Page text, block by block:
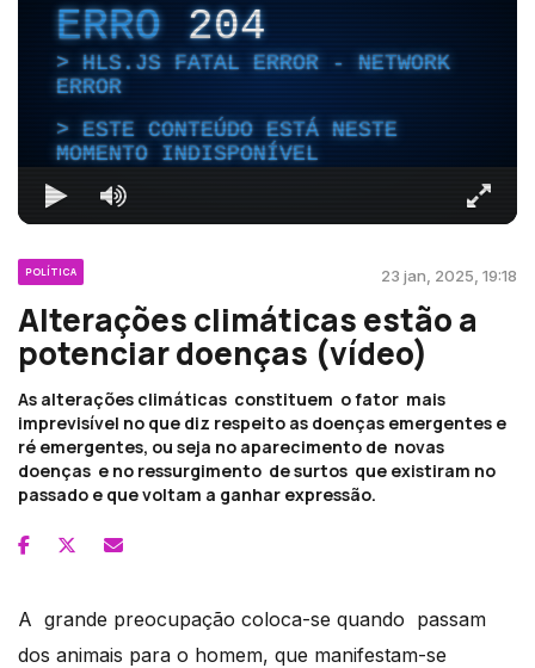
ERRO204
HLS.JS FATAL ERROR - NETWORK
ERROR
ESTE CONTEÚDO ESTÁ NESTE
MOMENTO INDISPONÍVEL
POLÍTICA 23 jan, 2025, 19:18
Alterações climáticas estão a
potenciar doenças (vídeo)
As alterações climáticas constituem o fator mais
imprevisível no que diz respeito as doenças emergentes e
ré emergentes, ou seja no aparecimento de novas
doenças e no ressurgimento de surtos que existiram no
passado e que voltam a ganhar expressão.
A grande preocupação coloca-se quando passam
dos animais para o homem, que manifestam-se